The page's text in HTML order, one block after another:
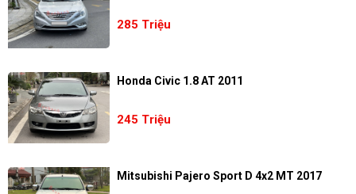
285 Triệu
Honda Civic 1.8 AT 2011
245 Triệu
Mitsubishi Pajero Sport D 4x2 MT 2017